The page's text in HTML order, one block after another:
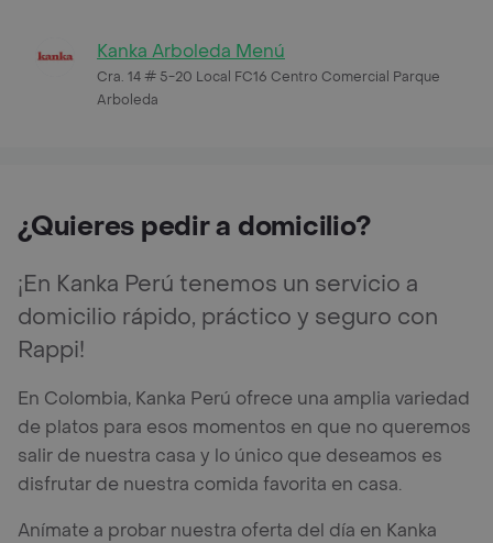
Kanka Arboleda Menú
Cra. 14 # 5-20 Local FC16 Centro Comercial Parque
Arboleda
¿Quieres pedir a domicilio?
¡En Kanka Perú tenemos un servicio a
domicilio rápido, práctico y seguro con
Rappi!
En Colombia, Kanka Perú ofrece una amplia variedad
de platos para esos momentos en que no queremos
salir de nuestra casa y lo único que deseamos es
disfrutar de nuestra comida favorita en casa.
Anímate a probar nuestra oferta del día en Kanka